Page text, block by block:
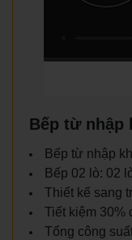
Bếp từ nhập
Bếp từ nhập
Bếp 02 lò: 02
Thiết kế sang
Tiết kiệm 30%
Tổng công